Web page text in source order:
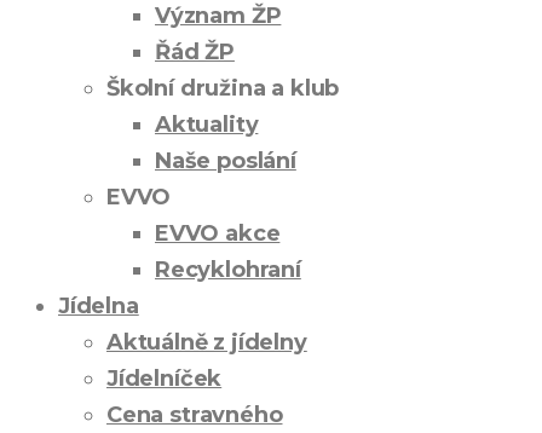
Význam ŽP
Řád ŽP
Školní družina a klub
Aktuality
Naše poslání
EVVO
EVVO akce
Recyklohraní
Jídelna
Aktuálně z jídelny
Jídelníček
Cena stravného